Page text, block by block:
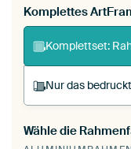
Komplettes
Komplettset:
Nur das
Du spannst
Wähle die